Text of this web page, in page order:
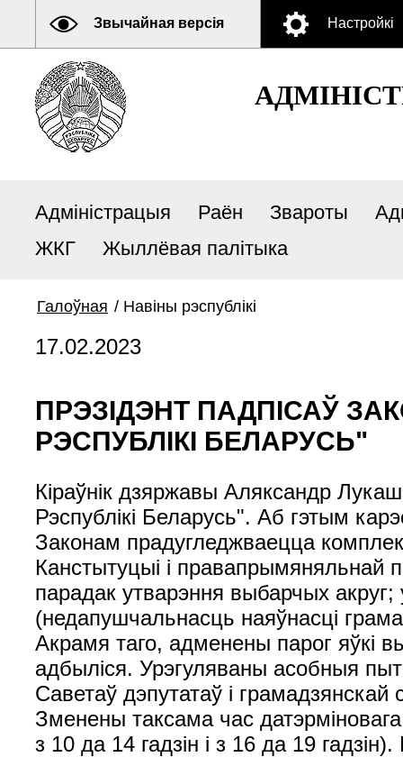
Звычайная версія Настройкі
Адміністрацыя Раён Звароты
ЖКГ
Жыллёвая палітыка
Галоўная / Навіны рэспублiкi
17.02.2023
ПРЭЗІДЭНТ ПАДПІСАЎ
РЭСПУБЛІКІ БЕЛАРУСЬ"
Кіраўнік дзяржавы Аляксандр
Рэспублікі Беларусь". Аб гэтым
Законам прадугледжваецца
Канстытуцыі і правапрымяняльнай
парадак утварэння выбарчых
(недапушчальнасць наяўнасці
Акрамя таго, адменены парог яўкі
адбыліся. Урэгуляваны асобныя
Саветаў дэпутатаў і
Зменены таксама час
з 10 да 14 гадзін і з 16 да 19